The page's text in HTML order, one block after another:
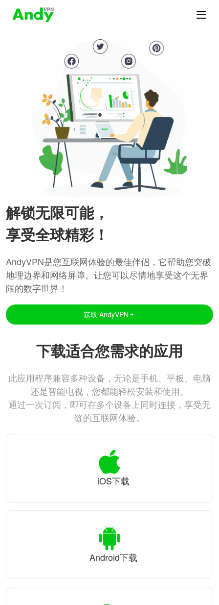
解锁无限可能，
享受全球精彩！
AndyVPN是您互联网体验的最佳伴侣，它帮助您突破
地理边界和网络屏障。让您可以尽情地享受这个无界
限的数字世界！
获取 AndyVPN
下载适合您需求的应用
此应用程序兼容多种设备，无论是手机、平板、电脑
还是智能电视，您都能轻松安装和使用。
通过一次订阅，即可在多个设备上同时连接，享受无
缝的互联网体验。
iOS下载
Android下载